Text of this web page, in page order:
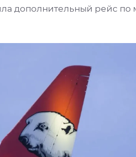
дополнительный рейс по